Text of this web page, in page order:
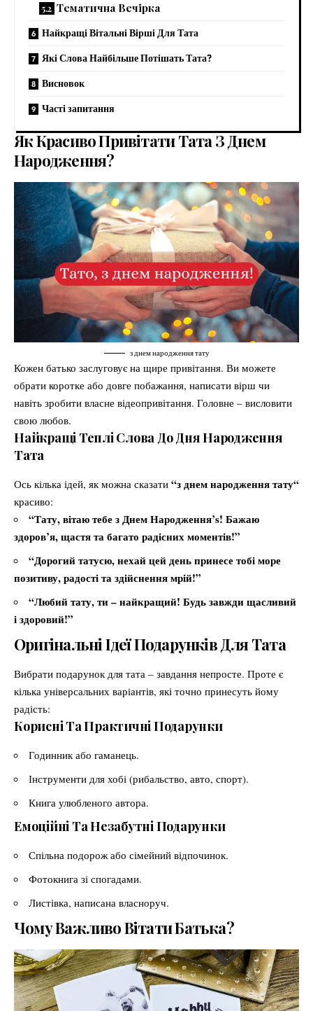
Тематична Вечірка
Найкращі Вітальні Вірші Для Тата
Які Слова Найбільше Потішать Тата?
Висновок
Часті запитання
Як Красиво Привітати Тата З Днем
Народження?
з днем народження тату
Кожен батько заслуговує на щире привітання. Ви можете
обрати коротке або довге побажання, написати вірш чи
навіть зробити власне відеопривітання. Головне – висловити
свою любов.
Найкращі Теплі Слова До Дня Народження
Тата
Ось кілька ідей, як можна сказати “з днем народження тату“
красиво:
“Тату, вітаю тебе з Днем Народження’s! Бажаю
здоров’я, щастя та багато радісних моментів!”
“Дорогий татусю, нехай цей день принесе тобі море
позитиву, радості та здійснення мрій!”
“Любий тату, ти – найкращий! Будь завжди щасливий
і здоровий!”
Оригінальні Ідеї Подарунків Для Тата
Вибрати подарунок для тата – завдання непросте. Проте є
кілька універсальних варіантів, які точно принесуть йому
радість:
Корисні Та Практичні Подарунки
Годинник або гаманець.
Інструменти для хобі (рибальство, авто, спорт).
Книга улюбленого автора.
Емоційні Та Незабутні Подарунки
Спільна подорож або сімейний відпочинок.
Фотокнига зі спогадами.
Листівка, написана власноруч.
Чому Важливо Вітати Батька?